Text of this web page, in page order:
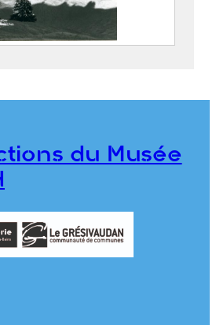
Super Collet : la piste
du Musée